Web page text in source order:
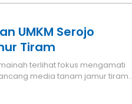
UMKM Serojo
Tiram
media tanam jamur tiram